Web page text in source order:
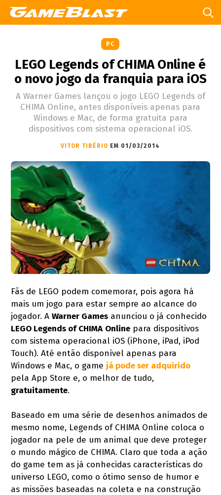
PC
LEGO Legends of CHIMA Online é
o novo jogo da franquia para iOS
A Warner Games lançou o jogo LEGO Legends of
CHIMA Online, antes disponíveis apenas para
Windows e Mac, de forma gratuita para
dispositivos com sistema operacional iOS.
VITOR TIBÉRIO EM 01/03/2014
Fãs de LEGO podem comemorar, pois agora há
mais um jogo para estar sempre ao alcance do
jogador. AWarner Games anunciou o já conhecido
LEGO Legends of CHIMA Online para dispositivos
com sistema operacional iOS (iPhone, iPad, iPod
Touch). Até então disponível apenas para
Windows e Mac, o game já pode ser adquirido
pela App Store e, o melhor de tudo,
gratuitamente.
Baseado em uma série de desenhos animados de
mesmo nome, Legends of CHIMA Online coloca o
jogador na pele de um animal que deve proteger
o mundo mágico de CHIMA. Claro que toda a ação
do game tem as já conhecidas características do
universo LEGO, como o ótimo senso de humor e
as missões baseadas na coleta e na construção